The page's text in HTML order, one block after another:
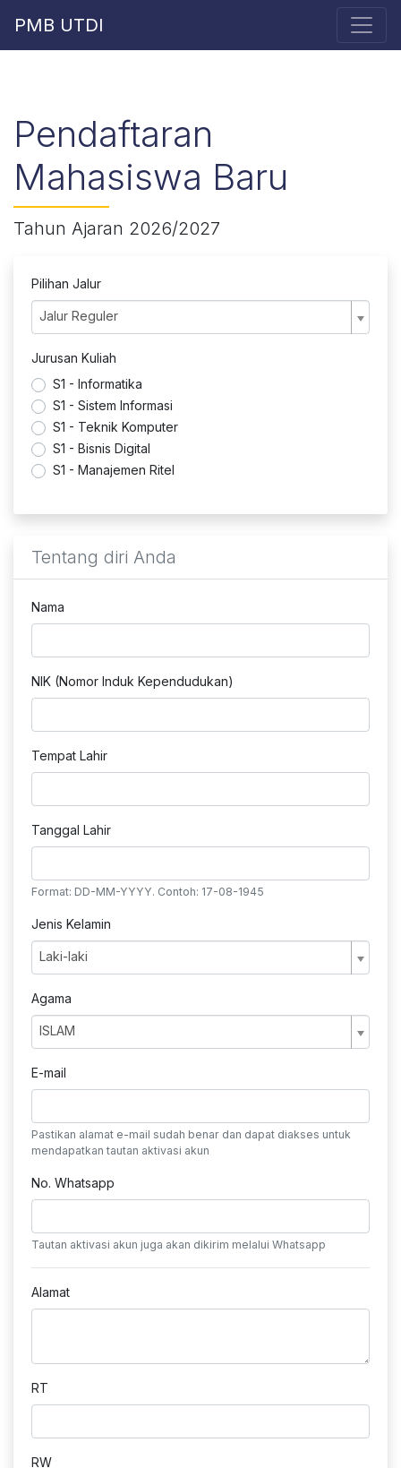
PMB UTDI
Pendaftaran
Mahasiswa Baru
Tahun Ajaran 2026/2027
Pilihan Jalur
Jalur Reguler
Jurusan Kuliah
S1 - Informatika
S1 - Sistem Informasi
S1 - Teknik Komputer
S1 - Bisnis Digital
S1 - Manajemen Ritel
Tentang diri Anda
Nama
NIK (Nomor Induk Kependudukan)
Tempat Lahir
Tanggal Lahir
Format: DD-MM-YYYY. Contoh: 17-08-1945
Jenis Kelamin
Laki-laki
Agama
ISLAM
E-mail
Pastikan alamat e-mail sudah benar dan dapat diakses untuk
mendapatkan tautan aktivasi akun
No. Whatsapp
Tautan aktivasi akun juga akan dikirim melalui Whatsapp
Alamat
RT
RW